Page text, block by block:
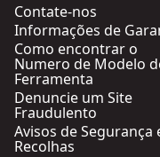
Contate-nos
Informações de
Como encontrar o
Numero de Modelo
Ferramenta
Denuncie um Site
Fraudulento
Avisos de Segurança
Recolhas